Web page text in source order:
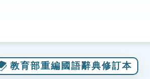
教育部重編國語辭典修訂本